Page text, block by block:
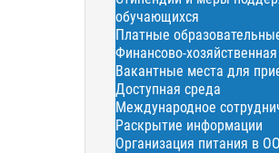
обучающихся
Платные
Финансово-
Вакантные места для
Доступная среда
Международное
Раскрытие информации
Организация питания в ОО